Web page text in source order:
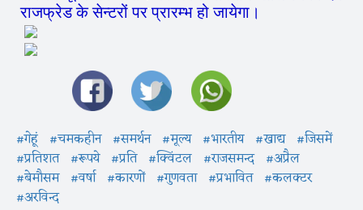
राजफ्रेड के सेन्टरों पर प्रारम्भ हो जायेगा।
#गेहूं #चमकहीन #समर्थन #मूल्य #भारतीय #खाद्य #जिसमें
#प्रतिशत #रूपये #प्रति #क्विंटल #राजसमन्द #अप्रैल
#बेमौसम #वर्षा #कारणों #गुणवता #प्रभावित #कलक्टर
#अरविन्द